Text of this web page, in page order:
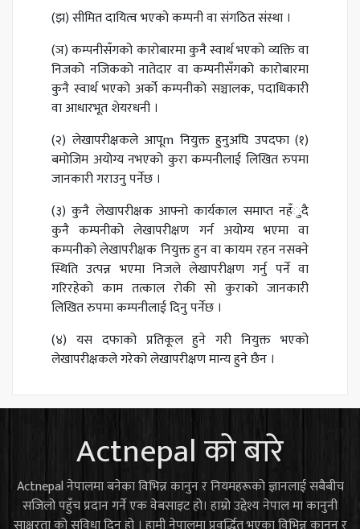
(झ) सीमित दायित्व भएको कम्पनी वा संगठित संस्था ।
(ञ) कम्पनीसँगको कारोबारमा कुनै स्वार्थ भएको व्यक्ति वा
निजको नजिकको नातेदार वा कम्पनीसँगको कारोबारमा
कुनै स्वार्थ भएको अर्को कम्पनीको सञ्चालक, पदाधिकारी
वा आधारभूत शेयरधनी ।
(२) लेखापरीक्षकले आपूm नियुक्त हुनुअघि उपदफा (१)
बमोजिम अयोग्य नभएको कुरा कम्पनीलाई लिखित रुपमा
जानकारी गराउनु पर्नेछ ।
(३) कुनै लेखापरीक्षक आफ्नो कार्यकाल समाप्त नहँुदै
कुनै कम्पनीको लेखापरीक्षण गर्न अयोग्य भएमा वा
कम्पनीको लेखापरीक्षक नियुक्त हुन वा कायम रहन नसक्ने
स्थिति उत्पन्न भएमा निजले लेखापरीक्षण गर्नु पर्ने वा
गरिरहेको काम तत्काल रोकी सो कुराको जानकारी
लिखित रुपमा कम्पनीलाई दिनु पर्नेछ ।
(४) यस दफाको प्रतिकूल हुने गरी नियुक्त भएको
लेखापरीक्षकले गरेको लेखापरीक्षण मान्य हुने छैन ।
Actnepal को बारे
Actnepal नेपालमा बनेका विभिन्न कानुन र नियमहरूको ज्ञानलाई सबैबीच
सजिलो पहुँच प्रदान गर्ने एक वेबसाइट हो। हाम्रो उद्देश्य नेपाल मा कानुनी